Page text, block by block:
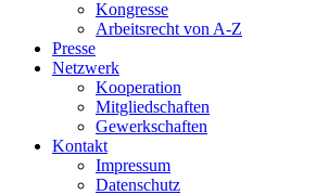
Kongresse
Arbeitsrecht von A-Z
Presse
Netzwerk
Kooperation
Mitgliedschaften
Gewerkschaften
Kontakt
Impressum
Datenschutz